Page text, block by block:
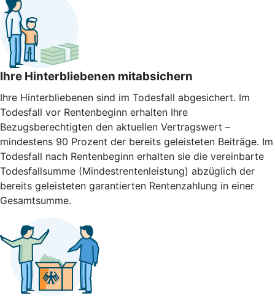
Ihre Hinterbliebenen mitabsichern
Ihre Hinterbliebenen sind im Todesfall abgesichert. Im
Todesfall vor Rentenbeginn erhalten Ihre
Bezugsberechtigten den aktuellen Vertragswert –
mindestens 90 Prozent der bereits geleisteten Beiträge. Im
Todesfall nach Rentenbeginn erhalten sie die vereinbarte
Todesfallsumme (Mindestrentenleistung) abzüglich der
bereits geleisteten garantierten Rentenzahlung in einer
Gesamtsumme.